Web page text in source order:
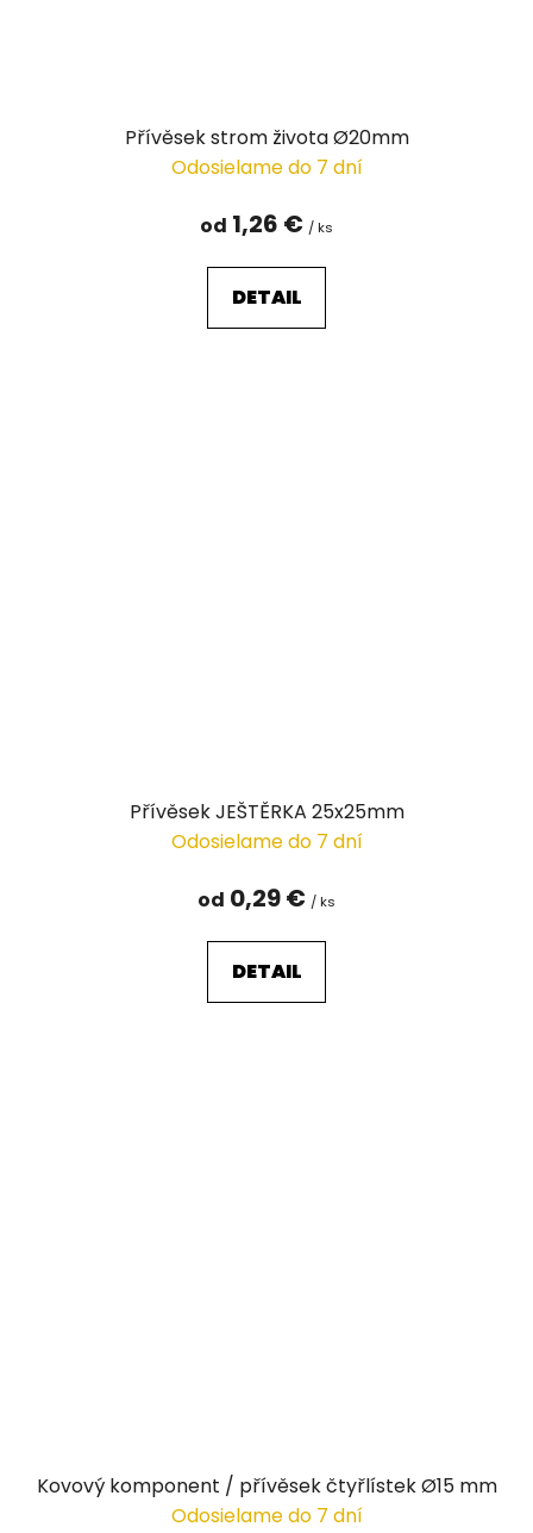
Přívěsek strom života Ø20mm
Odosielame do 7 dní
od 1,26 € / ks
DETAIL
Přívěsek JEŠTĚRKA 25x25mm
Odosielame do 7 dní
od 0,29 € / ks
DETAIL
Kovový komponent / přívěsek čtyřlístek Ø15 mm
Odosielame do 7 dní